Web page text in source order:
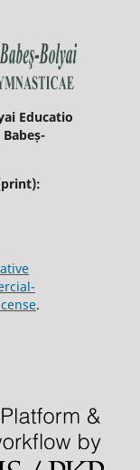
Educatio
.